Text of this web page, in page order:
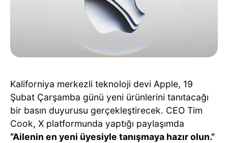
Kaliforniya merkezli teknoloji devi Apple, 19
Şubat Çarşamba günü yeni ürünlerini tanıtacağı
bir basın duyurusu gerçekleştirecek. CEO Tim
Cook, X platformunda yaptığı paylaşımda
“Ailenin en yeni üyesiyle tanışmaya hazır olun.”